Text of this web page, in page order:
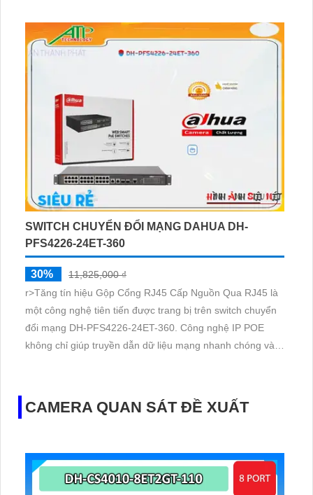
POE, giúp cung cấp nguồn điện qua mạng cho các thiết bị
khác
SWITCH CHUYỂN ĐỔI MẠNG DAHUA DH-
PFS4226-24ET-360
30%
11,825,000 ₫
r>Tăng tín hiệu Gộp Cổng RJ45 Cấp Nguồn Qua RJ45 là
một công nghệ tiên tiến được trang bị trên switch chuyển
đổi mạng DH-PFS4226-24ET-360. Công nghệ IP POE
không chỉ giúp truyền dẫn dữ liệu mạng nhanh chóng và
CAMERA QUAN SÁT ĐỀ XUẤT